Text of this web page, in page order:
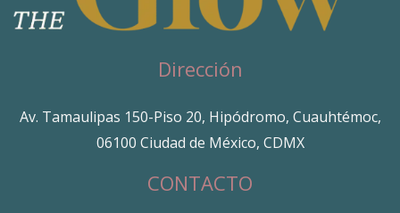
Dirección
Av. Tamaulipas 150-Piso 20, Hipódromo, Cuauhtémoc,
06100 Ciudad de México, CDMX
CONTACTO